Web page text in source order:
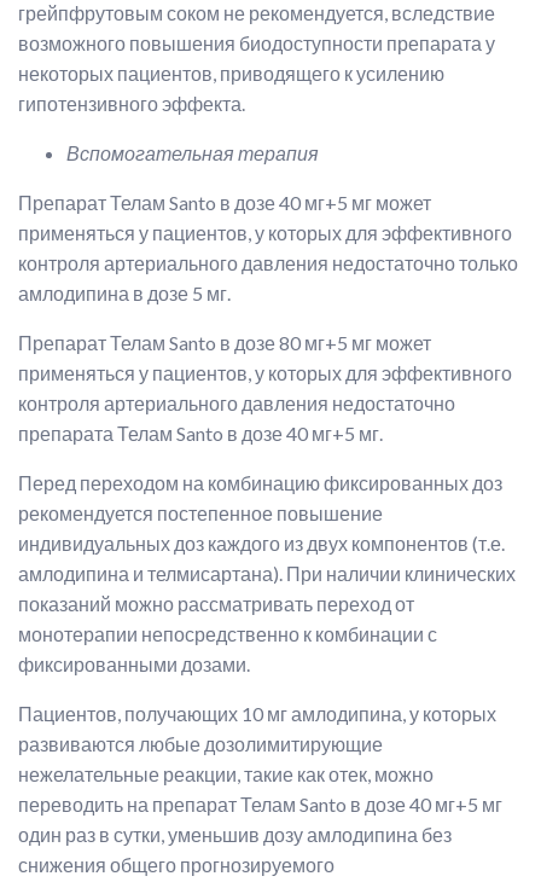
грейпфрутовым соком не рекомендуется, вследствие
возможного повышения биодоступности препарата у
некоторых пациентов, приводящего к усилению
гипотензивного эффекта.
Вспомогательная терапия
Препарат Телам Santo в дозе 40 мг+5 мг может
применяться у пациентов, у которых для эффективного
контроля артериального давления недостаточно только
амлодипина в дозе 5 мг.
Препарат Телам Santo в дозе 80 мг+5 мг может
применяться у пациентов, у которых для эффективного
контроля артериального давления недостаточно
препарата Телам Santo в дозе 40 мг+5 мг.
Перед переходом на комбинацию фиксированных доз
рекомендуется постепенное повышение
индивидуальных доз каждого из двух компонентов (т.е.
амлодипина и телмисартана). При наличии клинических
показаний можно рассматривать переход от
монотерапии непосредственно к комбинации с
фиксированными дозами.
Пациентов, получающих 10 мг амлодипина, у которых
развиваются любые дозолимитирующие
нежелательные реакции, такие как отек, можно
переводить на препарат Телам Santo в дозе 40 мг+5 мг
один раз в сутки, уменьшив дозу амлодипина без
снижения общего прогнозируемого